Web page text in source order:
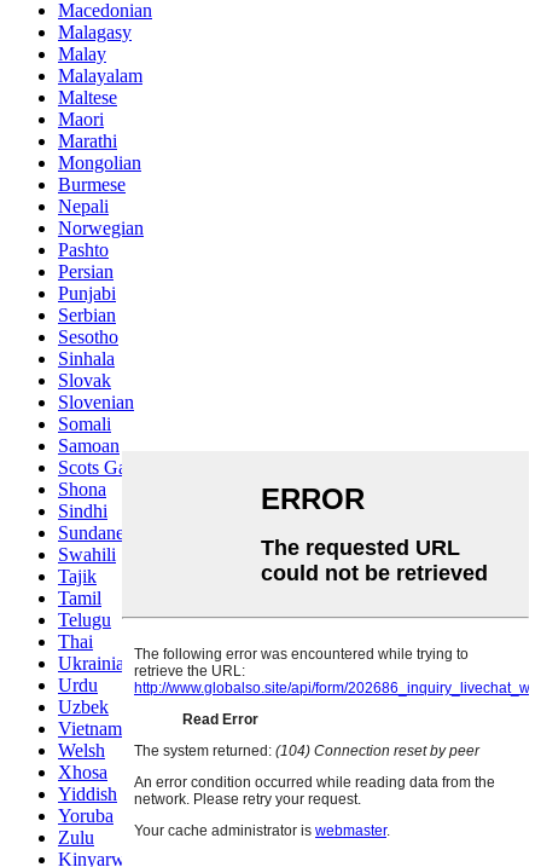
Macedonian
Malagasy
Malay
Malayalam
Maltese
Maori
Marathi
Mongolian
Burmese
Nepali
Norwegian
Pashto
Persian
Punjabi
Serbian
Sesotho
Sinhala
Slovak
Slovenian
Somali
Samoan
Scots Gaelic
Shona
Sindhi
Sundanese
Swahili
Tajik
Tamil
Telugu
Thai
Ukrainian
Urdu
Uzbek
Vietnamese
Welsh
Xhosa
Yiddish
Yoruba
Zulu
Kinyarwanda